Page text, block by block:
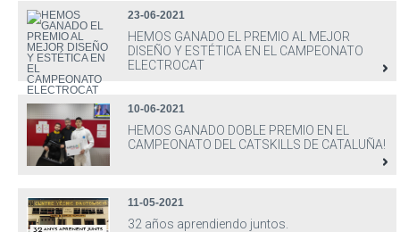
23-06-2021
HEMOS GANADO EL PREMIO AL MEJOR
DISEÑO Y ESTÉTICA EN EL CAMPEONATO
ELECTROCAT
10-06-2021
HEMOS GANADO DOBLE PREMIO EN EL
CAMPEONATO DEL CATSKILLS DE CATALUÑA!
11-05-2021
32 años aprendiendo juntos.